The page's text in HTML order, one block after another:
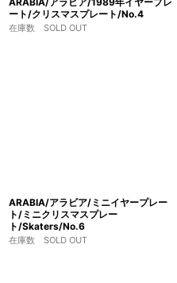
ート/クリスマスプレート/No.4
在庫数 SOLD OUT
ARABIA/アラビア/ミニイヤープレー
ト/ミニクリスマスプレー
ト/Skaters/No.6
在庫数 SOLD OUT